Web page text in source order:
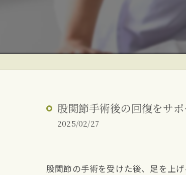
腰のヘルニア（椎間板ヘルニア）
反り腰・姿勢改善
股関節手術後の回復をサ
2025/02/27
股関節の手術を受けた後、足を上